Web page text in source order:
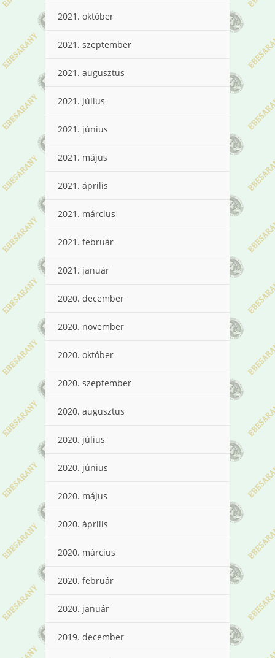
2021. október
2021. szeptember
2021. augusztus
2021. július
2021. június
2021. május
2021. április
2021. március
2021. február
2021. január
2020. december
2020. november
2020. október
2020. szeptember
2020. augusztus
2020. július
2020. június
2020. május
2020. április
2020. március
2020. február
2020. január
2019. december